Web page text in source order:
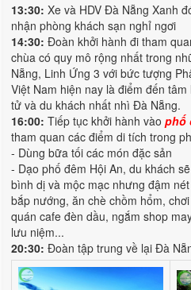
13:30:Xe và HDV Đà Nẵng Xanh
nhận phòng khách sạn nghỉ ngơi
14:30: Đoàn khởi hành đi tham
chùa có quy mô rộng nhất trong
Nẵng, Linh Ứng 3 với bức tượng
Việt Nam hiện nay là điểm đến
tử và du khách nhất nhì Đà Nẵng.
16:00: Tiếp tục khởi hành vàophố
tham quan các điểm di tích trong
- Dùng bữa tối các món đặc sản
- Dạo phố đêm Hội An, du khách
bình dị và mộc mạc nhưng đậm
bắp nướng, ăn chè chồm hổm,
quán cafe đèn dầu, ngắm shop
lưu niệm...
20:30:Đoàn tập trung về lại Đà